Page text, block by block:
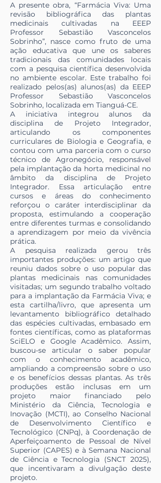
A presente obra, “Farmácia Viva: Uma
revisão bibliográfica das plantas
medicinais cultivadas na EEEP
Professor Sebastião Vasconcelos
Sobrinho”, nasce como fruto de uma
ação educativa que une os saberes
tradicionais das comunidades locais
com a pesquisa científica desenvolvida
no ambiente escolar. Este trabalho foi
realizado pelos(as) alunos(as) da EEEP
Professor Sebastião Vasconcelos
Sobrinho, localizada em Tianguá-CE.
A iniciativa integrou alunos da
disciplina de Projeto Integrador,
articulando os componentes
curriculares de Biologia e Geografia, e
contou com uma parceria com o curso
técnico de Agronegócio, responsável
pela implantação da horta medicinal no
âmbito da disciplina de Projeto
Integrador. Essa articulação entre
cursos e áreas do conhecimento
reforçou o caráter interdisciplinar da
proposta, estimulando a cooperação
entre diferentes turmas e consolidando
a aprendizagem por meio da vivência
prática.
A pesquisa realizada gerou três
importantes produções: um artigo que
reuniu dados sobre o uso popular das
plantas medicinais nas comunidades
visitadas; um segundo trabalho voltado
para a implantação da Farmácia Viva; e
esta cartilha/livro, que apresenta um
levantamento bibliográfico detalhado
das espécies cultivadas, embasado em
fontes científicas, como as plataformas
SciELO e Google Acadêmico. Assim,
buscou-se articular o saber popular
com o conhecimento acadêmico,
ampliando a compreensão sobre o uso
e os benefícios dessas plantas. As três
produções estão inclusas em um
projeto maior financiado pelo
Ministério da Ciência, Tecnologia e
Inovação (MCTI), ao Conselho Nacional
de Desenvolvimento Científico e
Tecnológico (CNPq), à Coordenação de
Aperfeiçoamento de Pessoal de Nível
Superior (CAPES) e à Semana Nacional
de Ciência e Tecnologia (SNCT 2025),
que incentivaram a divulgação deste
projeto.